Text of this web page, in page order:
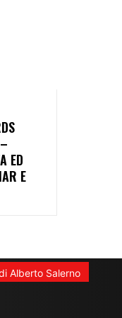
ED
E
Alberto Salerno